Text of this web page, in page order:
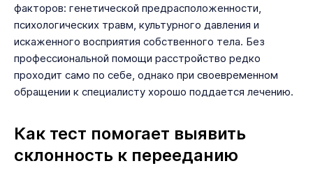
факторов: генетической предрасположенности,
психологических травм, культурного давления и
искаженного восприятия собственного тела. Без
профессиональной помощи расстройство редко
проходит само по себе, однако при своевременном
обращении к специалисту хорошо поддается лечению.
Как тест помогает выявить
склонность к перееданию